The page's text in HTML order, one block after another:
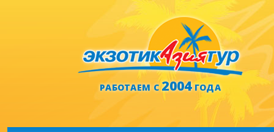
РАБОТАЕМ С2004ГОДА